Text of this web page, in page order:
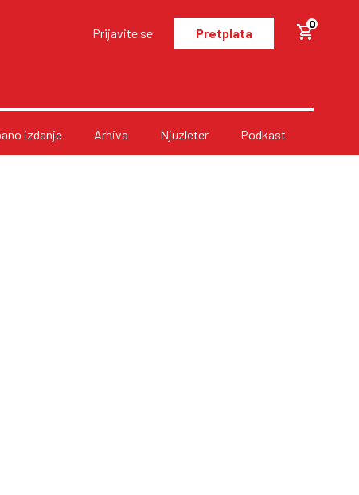
Prijavite se Pretplata
0
izdanje Arhiva Njuzleter Podkast